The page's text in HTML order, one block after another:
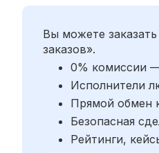
Вы можете
заказов».
0% комиссии
Исполнители
Прямой обмен
Безопасная
Рейтинги,